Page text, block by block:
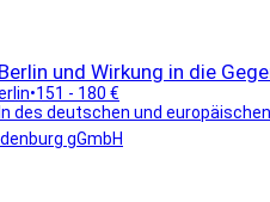
und Wirkung in die
•151 - 180 €
des deutschen und
gGmbH